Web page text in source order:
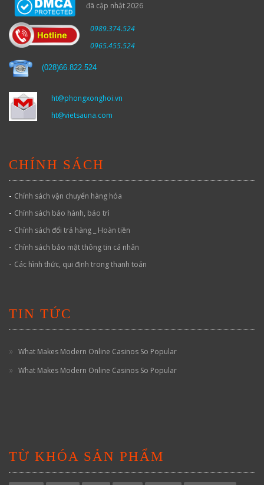
đã cập nhật 2026
0989.374.524
0965.455.524
(028)66.822.524
ht@phongxonghoi.vn
ht@vietsauna.com
CHÍNH SÁCH
- Chính sách vận chuyển hàng hóa
- Chính sách bảo hành, bảo trì
- Chính sách đổi trả hàng _ Hoàn tiền
- Chính sách bảo mật thông tin cá nhân
- Các hình thức, qui định trong thanh toán
TIN TỨC
What Makes Modern Online Casinos So Popular
What Makes Modern Online Casinos So Popular
TỪ KHÓA SẢN PHẨM